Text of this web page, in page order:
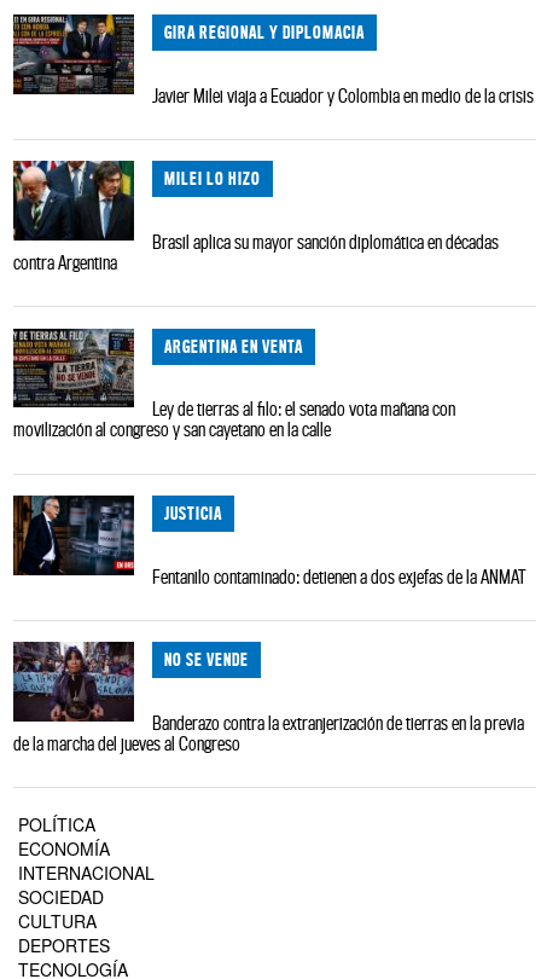
GIRA REGIONAL Y DIPLOMACIA
Javier Milei viaja a Ecuador y Colombia en medio de la crisis
MILEI LO HIZO
Brasil aplica su mayor sanción diplomática en décadas
contra Argentina
ARGENTINA EN VENTA
Ley de tierras al filo: el senado vota mañana con
movilización al congreso y san cayetano en la calle
JUSTICIA
Fentanilo contaminado: detienen a dos exjefas de la ANMAT
NO SE VENDE
Banderazo contra la extranjerización de tierras en la previa
de la marcha del jueves al Congreso
POLÍTICA
ECONOMÍA
INTERNACIONAL
SOCIEDAD
CULTURA
DEPORTES
TECNOLOGÍA